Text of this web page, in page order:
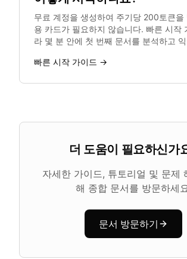
무료 계정을 생성하여 주기당 200토큰을
용 카드가 필요하지 않습니다. 빠른 시작
라 몇 분 안에 첫 번째 문서를 분석하고
빠른 시작 가이드 →
더 도움이 필요하신가
자세한 가이드, 튜토리얼 및 문제
해 종합 문서를 방문하세
문서 방문하기